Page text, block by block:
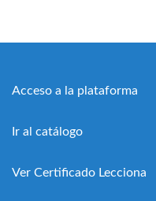
Acceso a la plataforma
Ir al catálogo
Ver Certificado Lecciona